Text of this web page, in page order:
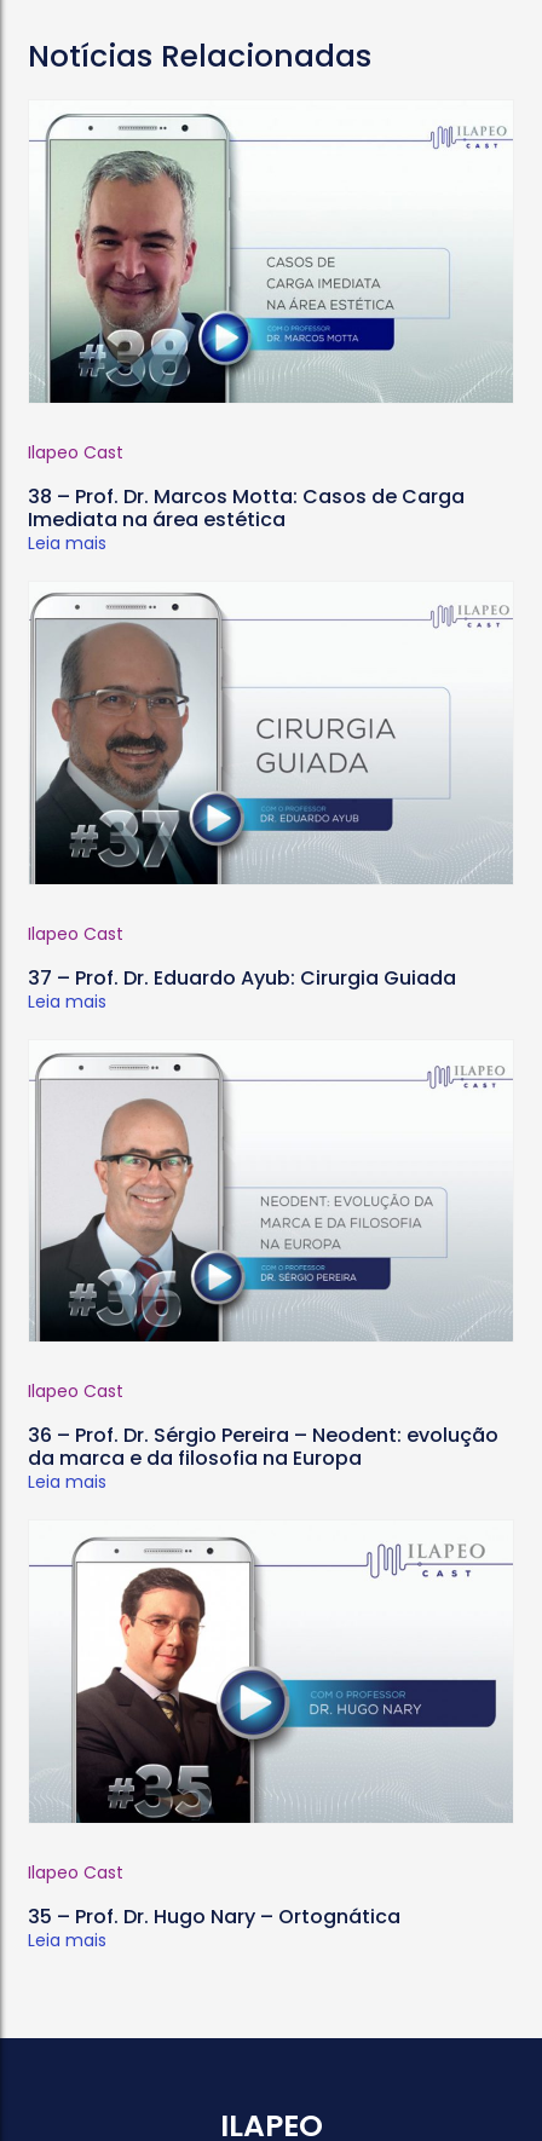
Notícias Relacionadas
Ilapeo Cast
38 – Prof. Dr. Marcos Motta: Casos de Carga
Imediata na área estética
Leia mais
Ilapeo Cast
37 – Prof. Dr. Eduardo Ayub: Cirurgia Guiada
Leia mais
Ilapeo Cast
36 – Prof. Dr. Sérgio Pereira – Neodent: evolução
da marca e da filosofia na Europa
Leia mais
Ilapeo Cast
35 – Prof. Dr. Hugo Nary – Ortognática
Leia mais
ILAPEO